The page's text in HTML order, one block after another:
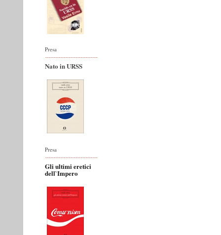
Presa
Nato in URSS
Presa
Gli ultimi eretici
dell`Impero